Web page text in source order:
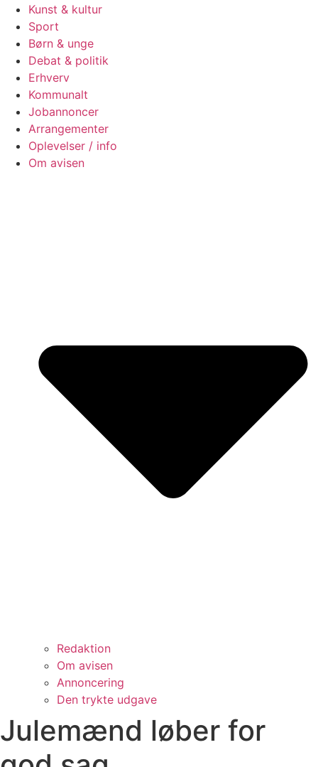
Kunst & kultur
Sport
Børn & unge
Debat & politik
Erhverv
Kommunalt
Jobannoncer
Arrangementer
Oplevelser / info
Om avisen
Redaktion
Om avisen
Annoncering
Den trykte udgave
Julemænd løber for